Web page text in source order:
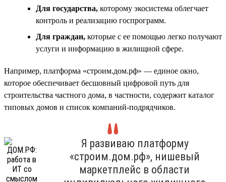
Для государства, которому экосистема облегчает
контроль и реализацию госпрограмм.
Для граждан, которые с ее помощью легко получают
услуги и информацию в жилищной сфере.
Например, платформа «строим.дом.рф» — единое окно,
которое обеспечивает бесшовный цифровой путь для
строительства частного дома, в частности, содержит каталог
типовых домов и список компаний-подрядчиков.
Я развиваю платформу
«строим.дом.рф», нишевый
маркетплейс в области